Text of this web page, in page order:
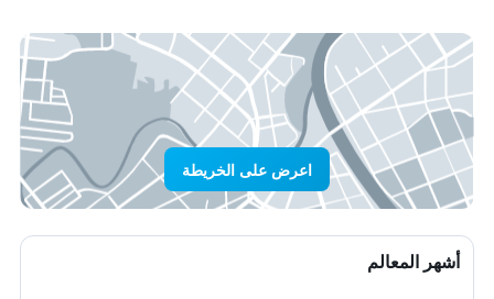
اعرض على الخريطة
أشهر المعالم